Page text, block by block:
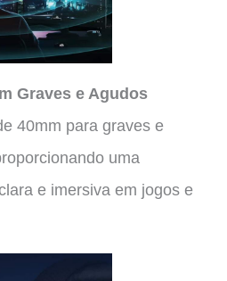
Graves e Agudos
40mm para graves e
uma
e imersiva em jogos e